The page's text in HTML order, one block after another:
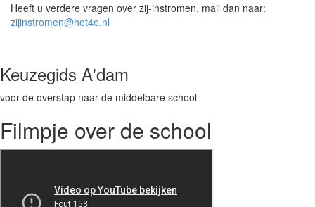
Heeft u verdere vragen over zij-instromen, mail dan naar:
zijinstromen@het4e.nl
Keuzegids A'dam
voor de overstap naar de middelbare school
Filmpje over de school